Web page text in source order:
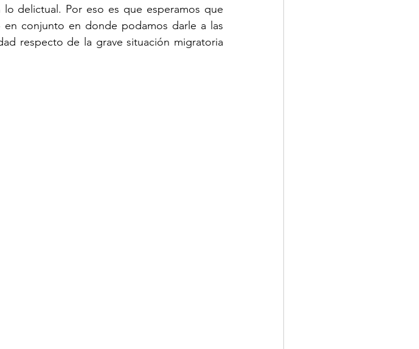
delictual. Por eso es que esperamos que
conjunto en donde podamos darle a las
respecto de la grave situación migratoria